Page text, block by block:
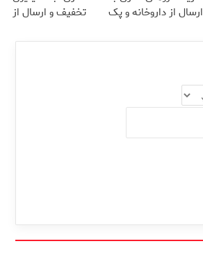
ارسال از داروخانه و پک
تخفیف و ارسال از